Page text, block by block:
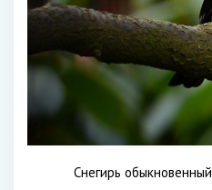
Снегирь